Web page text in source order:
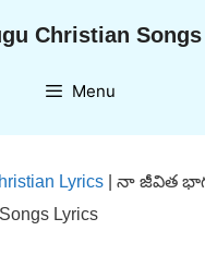
Christian Songs
Menu
Lyrics
నా జీవిత
Lyrics